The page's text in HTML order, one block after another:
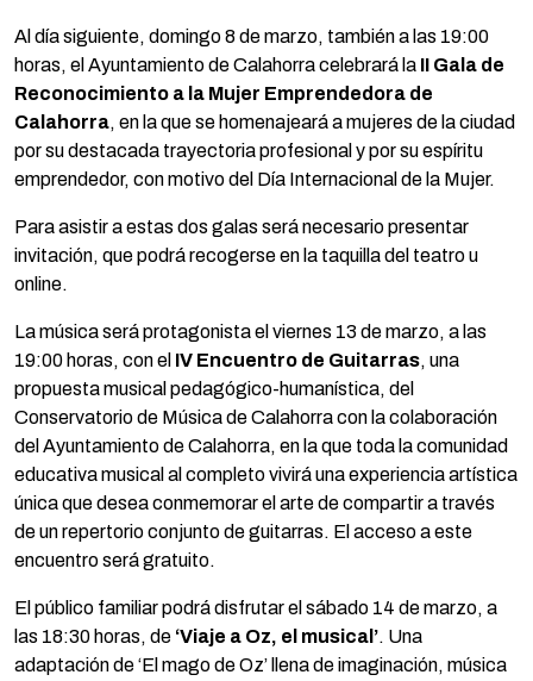
Al día siguiente, domingo 8 de marzo, también a las 19:00
horas, el Ayuntamiento de Calahorra celebrará la II Gala de
Reconocimiento a la Mujer Emprendedora de
Calahorra, en la que se homenajeará a mujeres de la ciudad
por su destacada trayectoria profesional y por su espíritu
emprendedor, con motivo del Día Internacional de la Mujer.
Para asistir a estas dos galas será necesario presentar
invitación, que podrá recogerse en la taquilla del teatro u
online.
La música será protagonista el viernes 13 de marzo, a las
19:00 horas, con el IV Encuentro de Guitarras, una
propuesta musical pedagógico-humanística, del
Conservatorio de Música de Calahorra con la colaboración
del Ayuntamiento de Calahorra, en la que toda la comunidad
educativa musical al completo vivirá una experiencia artística
única que desea conmemorar el arte de compartir a través
de un repertorio conjunto de guitarras. El acceso a este
encuentro será gratuito.
El público familiar podrá disfrutar el sábado 14 de marzo, a
las 18:30 horas, de ‘Viaje a Oz, el musical’. Una
adaptación de ‘El mago de Oz’ llena de imaginación, música